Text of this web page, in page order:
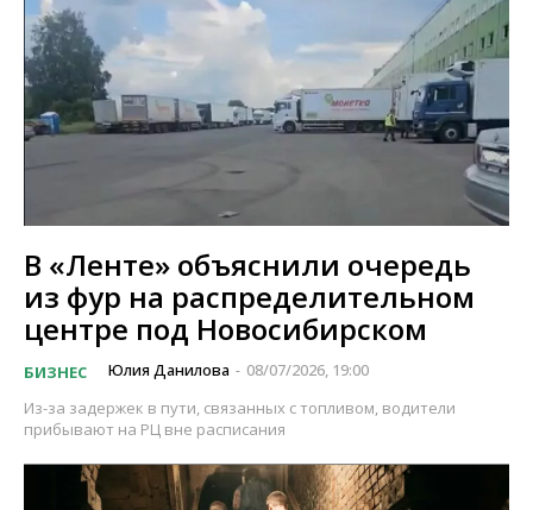
В «Ленте» объяснили очередь
из фур на распределительном
центре под Новосибирском
БИЗНЕС Юлия Данилова - 08/07/2026, 19:00
Из-за задержек в пути, связанных с топливом, водители
прибывают на РЦ вне расписания